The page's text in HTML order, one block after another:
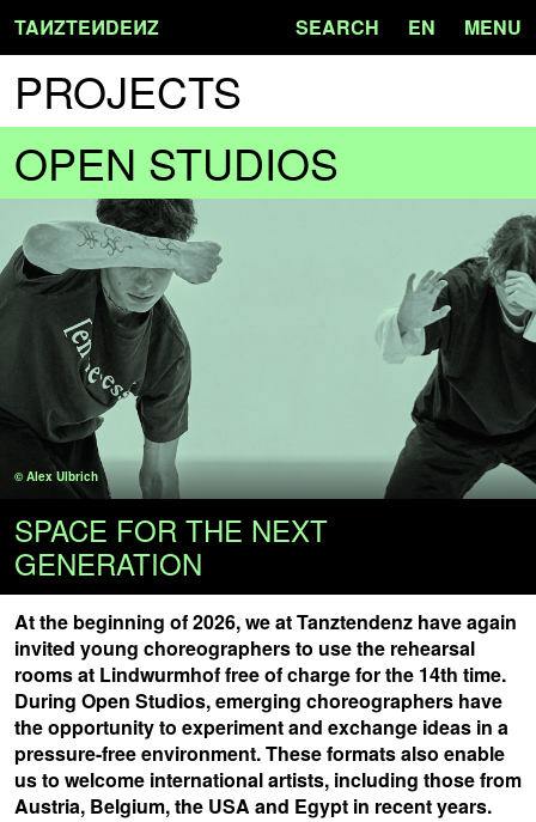
TANZTENDENZ SEARCH EN MENU
PROJECTS
OPEN STUDIOS
© Alex Ulbrich
SPACE FOR THE NEXT
GENERATION
At the beginning of 2026, we at Tanztendenz have again
invited young choreographers to use the rehearsal
rooms at Lindwurmhof free of charge for the 14th time.
During Open Studios, emerging choreographers have
the opportunity to experiment and exchange ideas in a
pressure-free environment. These formats also enable
us to welcome international artists, including those from
Austria, Belgium, the USA and Egypt in recent years.